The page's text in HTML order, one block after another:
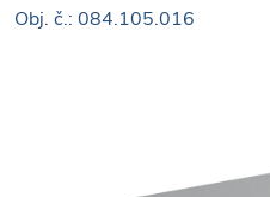
Obj. č.: 084.105.016